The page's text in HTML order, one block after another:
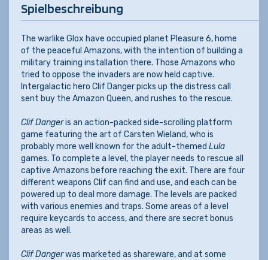
Spielbeschreibung
The warlike Glox have occupied planet Pleasure 6, home
of the peaceful Amazons, with the intention of building a
military training installation there. Those Amazons who
tried to oppose the invaders are now held captive.
Intergalactic hero Clif Danger picks up the distress call
sent buy the Amazon Queen, and rushes to the rescue.
Clif Dangeris an action-packed side-scrolling platform
game featuring the art of Carsten Wieland, who is
probably more well known for the adult-themed Lula
games. To complete a level, the player needs to rescue all
captive Amazons before reaching the exit. There are four
different weapons Clif can find and use, and each can be
powered up to deal more damage. The levels are packed
with various enemies and traps. Some areas of a level
require keycards to access, and there are secret bonus
areas as well.
Clif Dangerwas marketed as shareware, and at some